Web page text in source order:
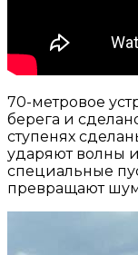
70-метровое
берега и
ступенях
ударяют волны
специальные
превращают